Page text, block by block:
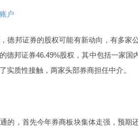
户
德邦证券的股权可能有新动向，有多家
德邦证券46.49%股权，其中包括一家国
实质性接触，两家头部券商担任中介。
的，首先今年券商板块集体走强，预期